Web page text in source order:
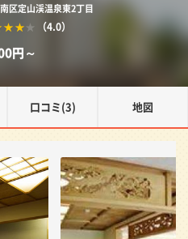
区定山渓温泉東2丁目
（4.0）
円～
口コミ(3) 地図